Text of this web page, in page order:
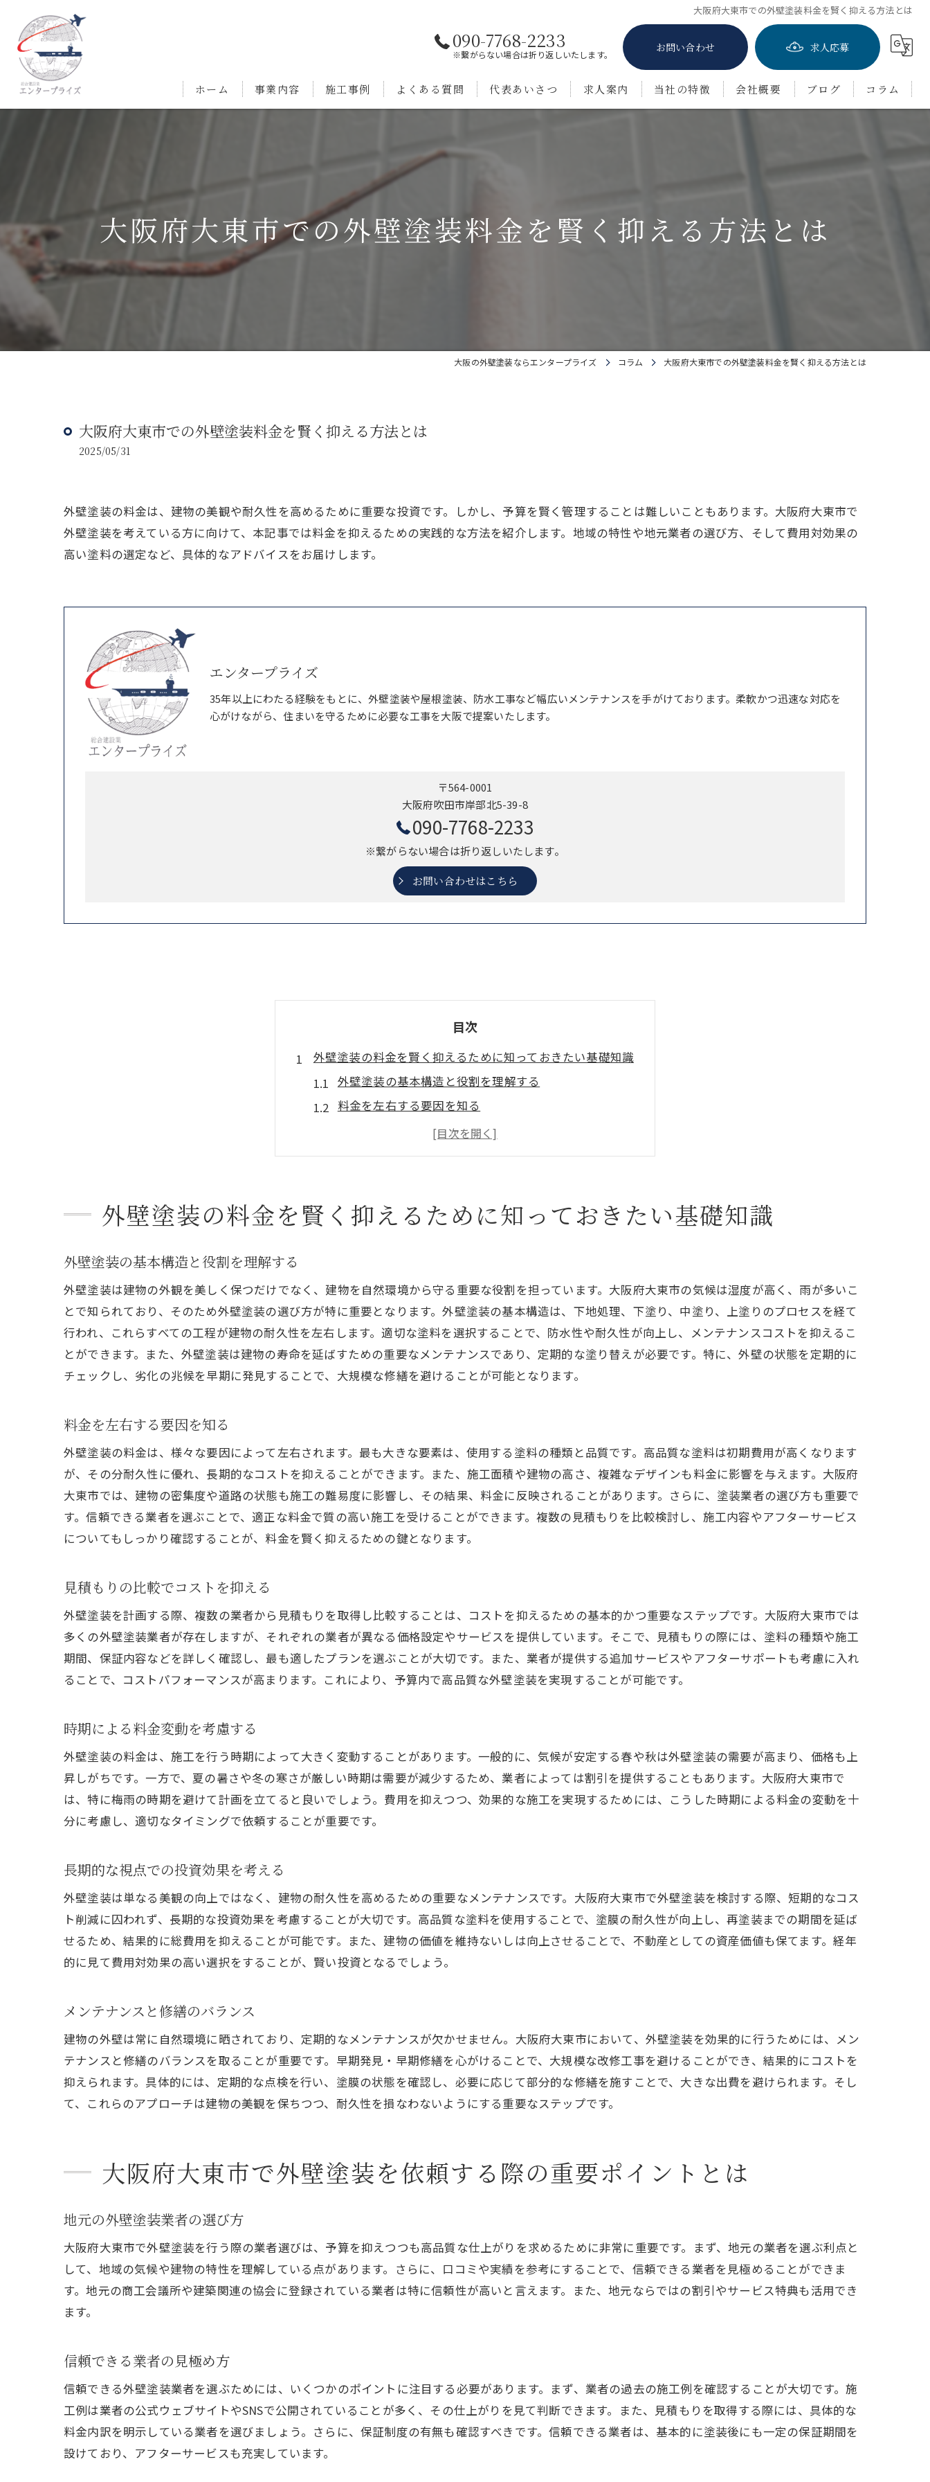
大阪府大東市での外壁塗装料金を賢く抑える方法とは
090-7768-2233
※繋がらない場合は折り返しいたします。
お問い合わせ 求人応募
ホーム 事業内容 施工事例 よくある質問 代表あいさつ 求人案内 当社の特徴
豊中市の外壁塗装
会社概要 ブログ コラム
大阪府大東市での外壁塗装料金を賢く抑える方法とは
大阪の外壁塗装ならエンタープライズ コラム 大阪府大東市での外壁塗装料金を賢く抑える方法とは
大阪府大東市での外壁塗装料金を賢く抑える方法とは
2025/05/31
外壁塗装の料金は、建物の美観や耐久性を高めるために重要な投資です。しかし、予算を賢く管理することは難しいこともあります。大阪府大東市で
外壁塗装を考えている方に向けて、本記事では料金を抑えるための実践的な方法を紹介します。地域の特性や地元業者の選び方、そして費用対効果の
高い塗料の選定など、具体的なアドバイスをお届けします。
エンタープライズ
35年以上にわたる経験をもとに、外壁塗装や屋根塗装、防水工事など幅広いメンテナンスを手がけております。柔軟かつ迅速な対応を
心がけながら、住まいを守るために必要な工事を大阪で提案いたします。
〒564-0001
大阪府吹田市岸部北5-39-8
090-7768-2233
※繋がらない場合は折り返しいたします。
お問い合わせはこちら
目次
外壁塗装の料金を賢く抑えるために知っておきたい基礎知識
外壁塗装の基本構造と役割を理解する
料金を左右する要因を知る
見積もりの比較でコストを抑える
時期による料金変動を考慮する
メンテナンスと修繕のバランス
大阪府大東市で外壁塗装を依頼する際の重要ポイントとは
地域特化のサービス内容
契約前に確認すべき詳細項目
保証制度とその確認方法
施工後のアフターケアの重要性
地域特有の問題とその対策
地元資材を利用したコスト削減
地域コミュニティとの連携を活かす
防犯・美観を考慮したデザイン
環境に優しい施工方法の選択
直接相談が可能な業者の利点
口コミと実績を活用する方法
地域密着型サービスの特徴
料金交渉を有利に進めるために
塗料の種類とその特徴
耐久性とコストのバランス
最新の塗料技術を検討する
大東市で外壁塗装を検討する際に避けるべき落とし穴
急ぎすぎた契約が招く問題
見積もりの曖昧さに注意する
トラブル回避のための準備
実践的な外壁塗装料金の節約術を伝授
自己メンテナンスで料金を削減
地域イベントでの特別価格を利用
費用対効果を意識した外壁塗装で持続する美観を実現
美観と機能性を両立するデザイン
長期間の美観維持を考えた塗料選び
地域特性を反映した外観の提案
外壁塗装の料金を賢く抑えるために知っておきたい基礎知識
外壁塗装の基本構造と役割を理解する
外壁塗装は建物の外観を美しく保つだけでなく、建物を自然環境から守る重要な役割を担っています。大阪府大東市の気候は湿度が高く、雨が多いこ
とで知られており、そのため外壁塗装の選び方が特に重要となります。外壁塗装の基本構造は、下地処理、下塗り、中塗り、上塗りのプロセスを経て
行われ、これらすべての工程が建物の耐久性を左右します。適切な塗料を選択することで、防水性や耐久性が向上し、メンテナンスコストを抑えるこ
とができます。また、外壁塗装は建物の寿命を延ばすための重要なメンテナンスであり、定期的な塗り替えが必要です。特に、外壁の状態を定期的に
チェックし、劣化の兆候を早期に発見することで、大規模な修繕を避けることが可能となります。
料金を左右する要因を知る
外壁塗装の料金は、様々な要因によって左右されます。最も大きな要素は、使用する塗料の種類と品質です。高品質な塗料は初期費用が高くなります
が、その分耐久性に優れ、長期的なコストを抑えることができます。また、施工面積や建物の高さ、複雑なデザインも料金に影響を与えます。大阪府
大東市では、建物の密集度や道路の状態も施工の難易度に影響し、その結果、料金に反映されることがあります。さらに、塗装業者の選び方も重要で
す。信頼できる業者を選ぶことで、適正な料金で質の高い施工を受けることができます。複数の見積もりを比較検討し、施工内容やアフターサービス
についてもしっかり確認することが、料金を賢く抑えるための鍵となります。
見積もりの比較でコストを抑える
外壁塗装を計画する際、複数の業者から見積もりを取得し比較することは、コストを抑えるための基本的かつ重要なステップです。大阪府大東市では
多くの外壁塗装業者が存在しますが、それぞれの業者が異なる価格設定やサービスを提供しています。そこで、見積もりの際には、塗料の種類や施工
期間、保証内容などを詳しく確認し、最も適したプランを選ぶことが大切です。また、業者が提供する追加サービスやアフターサポートも考慮に入れ
ることで、コストパフォーマンスが高まります。これにより、予算内で高品質な外壁塗装を実現することが可能です。
時期による料金変動を考慮する
外壁塗装の料金は、施工を行う時期によって大きく変動することがあります。一般的に、気候が安定する春や秋は外壁塗装の需要が高まり、価格も上
昇しがちです。一方で、夏の暑さや冬の寒さが厳しい時期は需要が減少するため、業者によっては割引を提供することもあります。大阪府大東市で
は、特に梅雨の時期を避けて計画を立てると良いでしょう。費用を抑えつつ、効果的な施工を実現するためには、こうした時期による料金の変動を十
分に考慮し、適切なタイミングで依頼することが重要です。
長期的な視点での投資効果を考える
外壁塗装は単なる美観の向上ではなく、建物の耐久性を高めるための重要なメンテナンスです。大阪府大東市で外壁塗装を検討する際、短期的なコス
ト削減に囚われず、長期的な投資効果を考慮することが大切です。高品質な塗料を使用することで、塗膜の耐久性が向上し、再塗装までの期間を延ば
せるため、結果的に総費用を抑えることが可能です。また、建物の価値を維持ないしは向上させることで、不動産としての資産価値も保てます。経年
的に見て費用対効果の高い選択をすることが、賢い投資となるでしょう。
メンテナンスと修繕のバランス
建物の外壁は常に自然環境に晒されており、定期的なメンテナンスが欠かせません。大阪府大東市において、外壁塗装を効果的に行うためには、メン
テナンスと修繕のバランスを取ることが重要です。早期発見・早期修繕を心がけることで、大規模な改修工事を避けることができ、結果的にコストを
抑えられます。具体的には、定期的な点検を行い、塗膜の状態を確認し、必要に応じて部分的な修繕を施すことで、大きな出費を避けられます。そし
て、これらのアプローチは建物の美観を保ちつつ、耐久性を損なわないようにする重要なステップです。
大阪府大東市で外壁塗装を依頼する際の重要ポイントとは
地元の外壁塗装業者の選び方
大阪府大東市で外壁塗装を行う際の業者選びは、予算を抑えつつも高品質な仕上がりを求めるために非常に重要です。まず、地元の業者を選ぶ利点と
して、地域の気候や建物の特性を理解している点があります。さらに、口コミや実績を参考にすることで、信頼できる業者を見極めることができま
す。地元の商工会議所や建築関連の協会に登録されている業者は特に信頼性が高いと言えます。また、地元ならではの割引やサービス特典も活用でき
ます。
信頼できる業者の見極め方
信頼できる外壁塗装業者を選ぶためには、いくつかのポイントに注目する必要があります。まず、業者の過去の施工例を確認することが大切です。施
工例は業者の公式ウェブサイトやSNSで公開されていることが多く、その仕上がりを見て判断できます。また、見積もりを取得する際には、具体的な
料金内訳を明示している業者を選びましょう。さらに、保証制度の有無も確認すべきです。信頼できる業者は、基本的に塗装後にも一定の保証期間を
設けており、アフターサービスも充実しています。